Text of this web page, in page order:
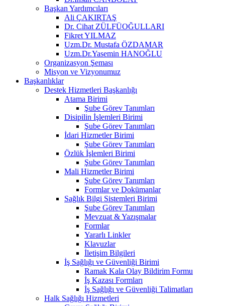
Başkan Yardımcıları
Ali ÇAKIRTAŞ
Dr. Cihat ZÜLFÜOĞULLARI
Fikret YILMAZ
Uzm.Dr. Mustafa ÖZDAMAR
Uzm.Dr.Yasemin HANOĞLU
Organizasyon Şeması
Misyon ve Vizyonumuz
Başkanlıklar
Destek Hizmetleri Başkanlığı
Atama Birimi
Şube Görev Tanımları
Disipilin İşlemleri Birimi
Şube Görev Tanımları
İdari Hizmetler Birimi
Şube Görev Tanımları
Özlük İşlemleri Birimi
Şube Görev Tanımları
Mali Hizmetler Birimi
Şube Görev Tanımları
Formlar ve Dokümanlar
Sağlık Bilgi Sistemleri Birimi
Şube Görev Tanımları
Mevzuat & Yazışmalar
Formlar
Yararlı Linkler
Klavuzlar
İletişim Bilgileri
İş Sağlığı ve Güvenliği Birimi
Ramak Kala Olay Bildirim Formu
İş Kazası Formları
İş Sağlığı ve Güvenliği Talimatları
Halk Sağlığı Hizmetleri